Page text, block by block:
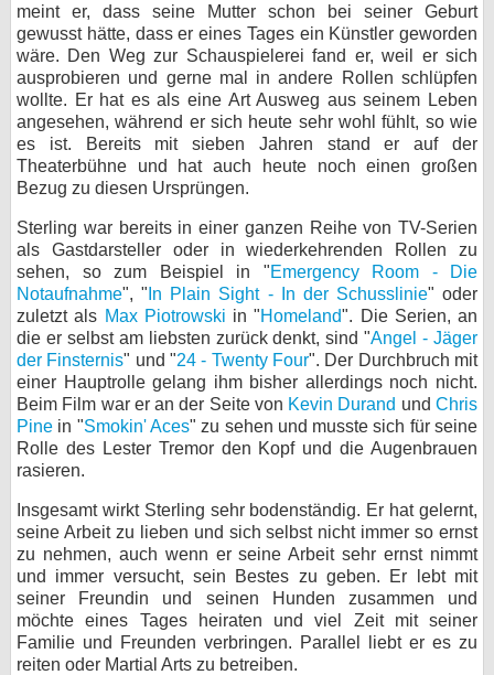
meint er, dass seine Mutter schon bei seiner Geburt
gewusst hätte, dass er eines Tages ein Künstler geworden
wäre. Den Weg zur Schauspielerei fand er, weil er sich
ausprobieren und gerne mal in andere Rollen schlüpfen
wollte. Er hat es als eine Art Ausweg aus seinem Leben
angesehen, während er sich heute sehr wohl fühlt, so wie
es ist. Bereits mit sieben Jahren stand er auf der
Theaterbühne und hat auch heute noch einen großen
Bezug zu diesen Ursprüngen.
Sterling war bereits in einer ganzen Reihe von TV-Serien
als Gastdarsteller oder in wiederkehrenden Rollen zu
sehen, so zum Beispiel in "Emergency Room - Die
Notaufnahme", " In Plain Sight - In der Schusslinie" oder
zuletzt als Max Piotrowski in "Homeland". Die Serien, an
die er selbst am liebsten zurück denkt, sind "Angel - Jäger
der Finsternis" und "24 - Twenty Four". Der Durchbruch mit
einer Hauptrolle gelang ihm bisher allerdings noch nicht.
Beim Film war er an der Seite von Kevin Durand undChris
Pine in "Smokin' Aces" zu sehen und musste sich für seine
Rolle des Lester Tremor den Kopf und die Augenbrauen
rasieren.
Insgesamt wirkt Sterling sehr bodenständig. Er hat gelernt,
seine Arbeit zu lieben und sich selbst nicht immer so ernst
zu nehmen, auch wenn er seine Arbeit sehr ernst nimmt
und immer versucht, sein Bestes zu geben. Er lebt mit
seiner Freundin und seinen Hunden zusammen und
möchte eines Tages heiraten und viel Zeit mit seiner
Familie und Freunden verbringen. Parallel liebt er es zu
reiten oder Martial Arts zu betreiben.
SERVICE
Gewinnspiele
Forum
bei X
bei Facebook
Kontakt
Nutzungsbedingungen
Datenschutz
Cookie-Einstellungen
Impressum
Desktop-Ansicht
myFanbase